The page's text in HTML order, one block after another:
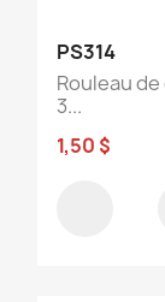
PS314
Rouleau
3...
1,50 $